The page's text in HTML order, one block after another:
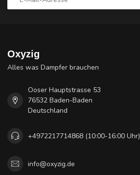
Oxyzig
Alles was Dampfer brauchen
Ooser Hauptstrasse 53
76532 Baden-Baden
Deutschland
+4972217714868 (10:00-16:00 Uhr)
info@oxyzig.de